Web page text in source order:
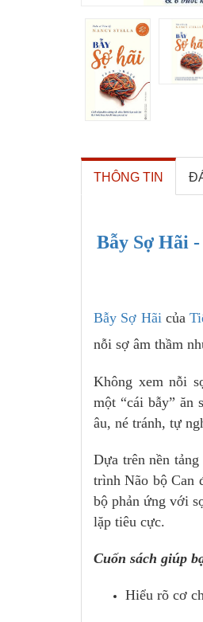
THÔNG TIN
Bẫy Sợ Hãi
Bẫy Sợ Hãi của
nỗi sợ âm thầm
Không xem nỗi
một “cái bẫy” ăn
âu, né tránh, tự
Dựa trên nền
trình Não bộ Can
bộ phản ứng với
lặp tiêu cực.
Cuốn sách giúp
Hiểu rõ cơ